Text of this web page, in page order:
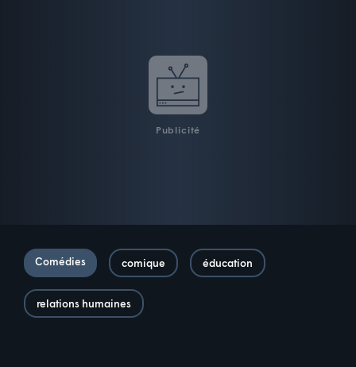
Publicité
Comédies comique éducation
relations humaines